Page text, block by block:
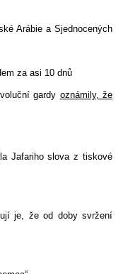
Arábie a Sjednocených
za asi 10 dnů
gardy oznámily, že
Jafariho slova z tiskové
je, že od doby svržení